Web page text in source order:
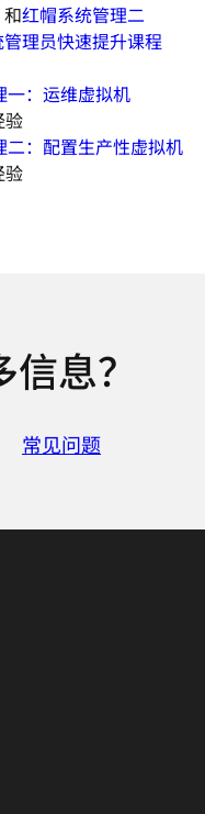
和红帽系统管理二
理员快速提升课程
：运维虚拟机
验
：配置生产性虚拟机
验
息？
常见问题